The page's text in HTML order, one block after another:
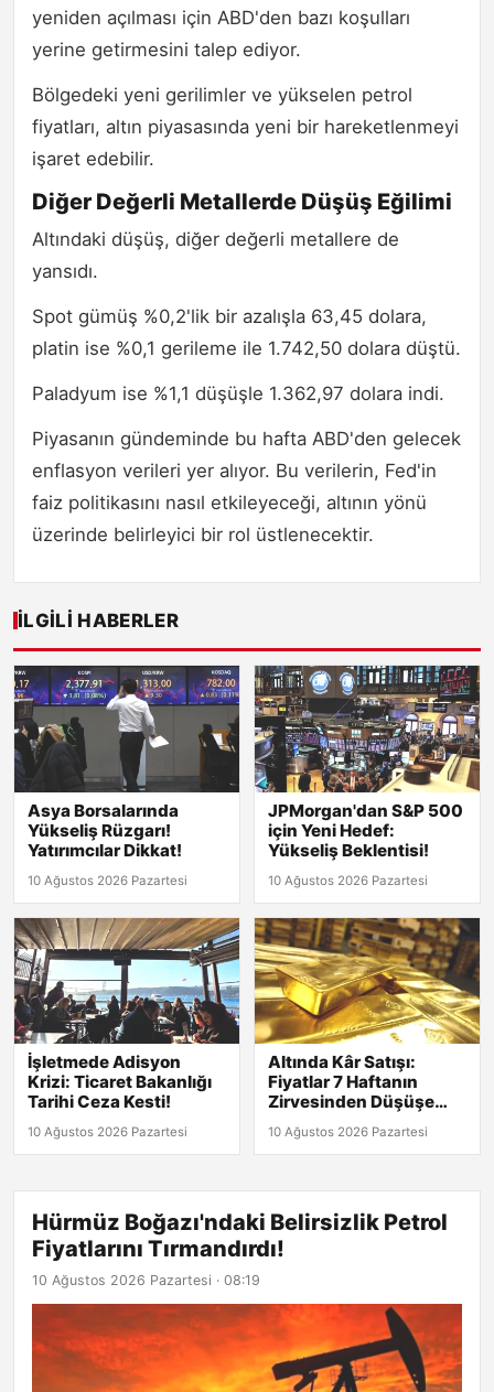
yeniden açılması için ABD'den bazı koşulları
yerine getirmesini talep ediyor.
Bölgedeki yeni gerilimler ve yükselen petrol
fiyatları, altın piyasasında yeni bir hareketlenmeyi
işaret edebilir.
Diğer Değerli Metallerde Düşüş Eğilimi
Altındaki düşüş, diğer değerli metallere de
yansıdı.
Spot gümüş %0,2'lik bir azalışla 63,45 dolara,
platin ise %0,1 gerileme ile 1.742,50 dolara düştü.
Paladyum ise %1,1 düşüşle 1.362,97 dolara indi.
Piyasanın gündeminde bu hafta ABD'den gelecek
enflasyon verileri yer alıyor. Bu verilerin, Fed'in
faiz politikasını nasıl etkileyeceği, altının yönü
üzerinde belirleyici bir rol üstlenecektir.
İLGILI HABERLER
Asya Borsalarında
Yükseliş Rüzgarı!
Yatırımcılar Dikkat!
10 Ağustos 2026 Pazartesi
JPMorgan'dan S&P 500
için Yeni Hedef:
Yükseliş Beklentisi!
10 Ağustos 2026 Pazartesi
İşletmede Adisyon
Krizi: Ticaret Bakanlığı
Tarihi Ceza Kesti!
10 Ağustos 2026 Pazartesi
Altında Kâr Satışı:
Fiyatlar 7 Haftanın
Zirvesinden Düşüşe
Geçti!
10 Ağustos 2026 Pazartesi
Hürmüz Boğazı'ndaki Belirsizlik Petrol
Fiyatlarını Tırmandırdı!
10 Ağustos 2026 Pazartesi · 08:19